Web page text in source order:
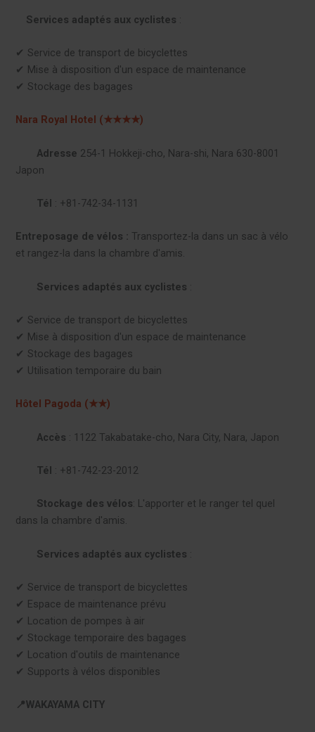
Services adaptés aux cyclistes :
✔︎ Service de transport de bicyclettes
✔︎ Mise à disposition d'un espace de maintenance
✔︎ Stockage des bagages
Nara Royal Hotel (★★★★)
Adresse 254-1 Hokkeji-cho, Nara-shi, Nara 630-8001
Japon
Tél : +81-742-34-1131
Entreposage de vélos : Transportez-la dans un sac à vélo
et rangez-la dans la chambre d'amis.
Services adaptés aux cyclistes :
✔︎ Service de transport de bicyclettes
✔︎ Mise à disposition d'un espace de maintenance
✔︎ Stockage des bagages
✔︎ Utilisation temporaire du bain
Hôtel Pagoda (★★)
Accès : 1122 Takabatake-cho, Nara City, Nara, Japon
Tél : +81-742-23-2012
Stockage des vélos: L'apporter et le ranger tel quel
dans la chambre d'amis.
Services adaptés aux cyclistes :
✔︎ Service de transport de bicyclettes
✔︎ Espace de maintenance prévu
✔︎ Location de pompes à air
✔︎ Stockage temporaire des bagages
✔︎ Location d'outils de maintenance
✔︎ Supports à vélos disponibles
📍WAKAYAMA CITY